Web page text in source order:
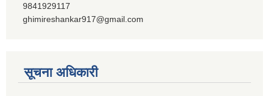
9841929117
ghimireshankar917@gmail.com
सूचना अधिकारी